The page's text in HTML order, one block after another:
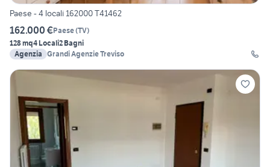
Paese - 4 locali 162000 T41462
162.000 €Paese(TV)
128 mq4 Locali2 Bagni
Agenzia Grandi Agenzie Treviso